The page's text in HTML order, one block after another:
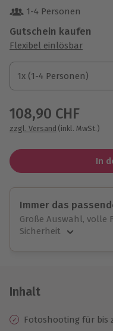
1-4 Personen
Gutschein kaufen
Flexibel einlösbar
1x (1-4 Personen)
1x (1-4 Personen)
1x (1-4 Personen)
108,90 CHF
zzgl. Versand (inkl. MwSt.)
In
Immer das
Große Auswahl, volle
Sicherheit
Jeder Gutschein
10 Jahre gültig &
Inhalt
Fotoshooting für bis